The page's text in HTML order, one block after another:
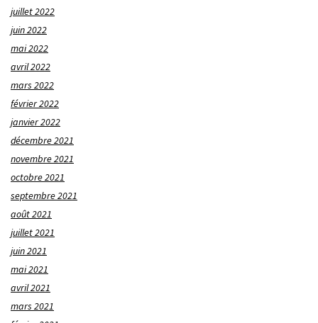
juillet 2022
juin 2022
mai 2022
avril 2022
mars 2022
février 2022
janvier 2022
décembre 2021
novembre 2021
octobre 2021
septembre 2021
août 2021
juillet 2021
juin 2021
mai 2021
avril 2021
mars 2021